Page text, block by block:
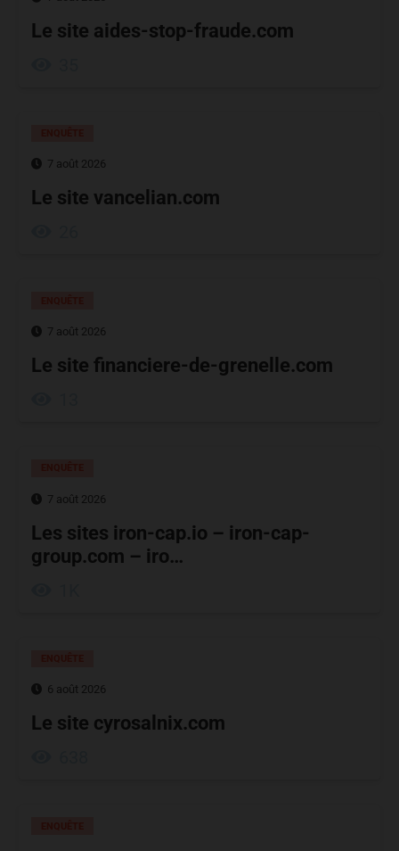
Le site aides-stop-fraude.com
7 août 2026
Le site vancelian.com
7 août 2026
Le site financiere-de-grenelle.com
7 août 2026
Les sites iron-cap.io – iron-cap-
group.com – iro…
6 août 2026
Le site cyrosalnix.com